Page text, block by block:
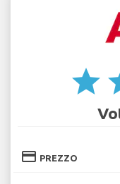
star
credit_card PREZZO